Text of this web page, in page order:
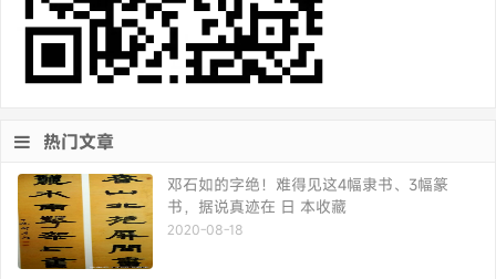
热门文章
邓石如的字绝！难得见这4幅隶书、3幅篆
书，据说真迹在 日 本收藏
2020-08-18